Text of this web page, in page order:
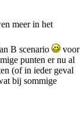
meer in het
B scenario
voor
punten er nu al
(of in ieder geval
bij sommige